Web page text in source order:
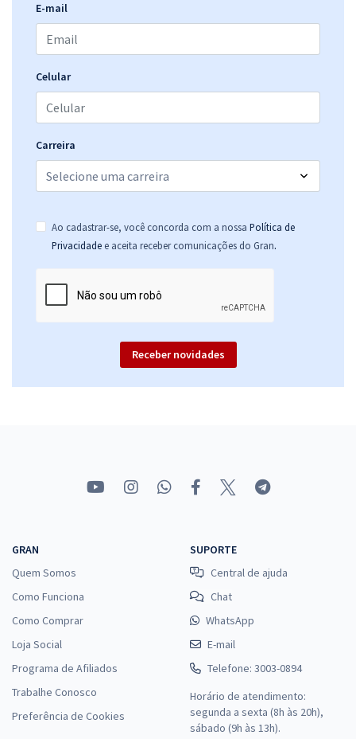
E-mail
Celular
Carreira
Ao cadastrar-se, você concorda com a nossa Política de
Privacidade e aceita receber comunicações do Gran.
Receber novidades
GRAN
Quem Somos
Como Funciona
Como Comprar
Loja Social
Programa de Afiliados
Trabalhe Conosco
Preferência de Cookies
SUPORTE
Central de ajuda
Chat
WhatsApp
E-mail
Telefone: 3003-0894
Horário de atendimento:
segunda a sexta (8h às 20h),
sábado (9h às 13h).